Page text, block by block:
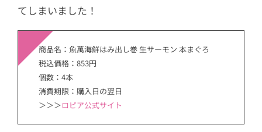
てしまいました！
商品名：魚萬海鮮はみ出し巻 生サーモン 本まぐろ
税込価格：853円
個数：4本
消費期限：購入日の翌日
＞＞＞ロピア公式サイト